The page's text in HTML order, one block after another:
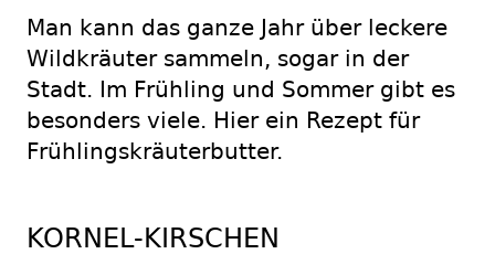
Man kann das ganze Jahr über leckere
Wildkräuter sammeln, sogar in der
Stadt. Im Frühling und Sommer gibt es
besonders viele. Hier ein Rezept für
Frühlingskräuterbutter.
KORNEL-KIRSCHEN